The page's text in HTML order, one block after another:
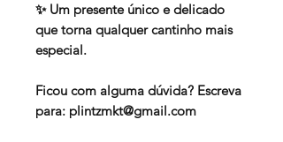
✨ Um presente único e delicado
que torna qualquer cantinho mais
especial.
Ficou com alguma dúvida? Escreva
para: plintzmkt@gmail.com